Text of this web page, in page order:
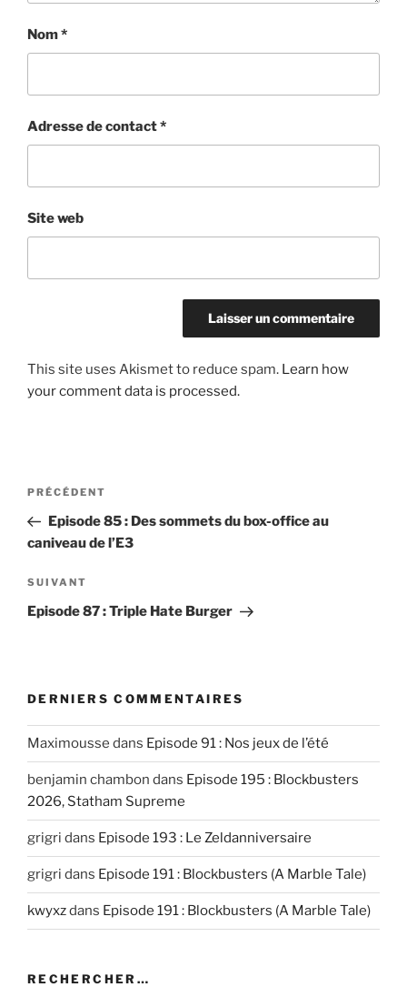
Nom*
Adresse de contact*
Site web
This site uses Akismet to reduce spam. Learn how
your comment data is processed.
Post
Article
précédent
PRÉCÉDENT
Episode 85 : Des sommets du box-office au
caniveau de l’E3
Article
suivant
SUIVANT
Episode 87 : Triple Hate Burger
DERNIERS COMMENTAIRES
Maximousse dans Episode 91 : Nos jeux de l’été
benjamin chambon dans Episode 195 : Blockbusters
2026, Statham Supreme
grigri dans Episode 193 : Le Zeldanniversaire
grigri dans Episode 191 : Blockbusters (A Marble Tale)
kwyxzdans Episode 191 : Blockbusters (A Marble Tale)
RECHERCHER…